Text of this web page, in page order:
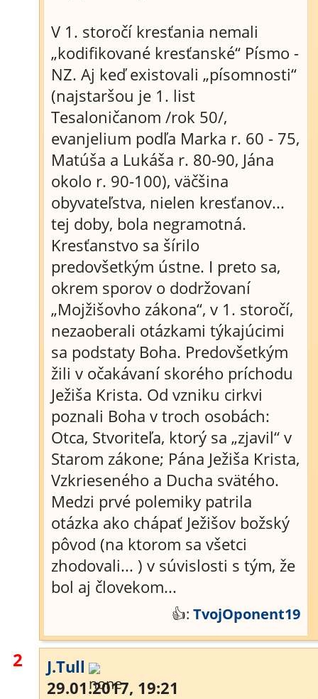
V 1. storočí kresťania nemali
„kodifikované kresťanské“ Písmo -
NZ. Aj keď existovali „písomnosti“
(najstaršou je 1. list
Tesaloničanom /rok 50/,
evanjelium podľa Marka r. 60 - 75,
Matúša a Lukáša r. 80-90, Jána
okolo r. 90-100), väčšina
obyvateľstva, nielen kresťanov...
tej doby, bola negramotná.
Kresťanstvo sa šírilo
predovšetkým ústne. I preto sa,
okrem sporov o dodržovaní
„Mojžišovho zákona“, v 1. storočí,
nezaoberali otázkami týkajúcimi
sa podstaty Boha. Predovšetkým
žili v očakávaní skorého príchodu
Ježiša Krista. Od vzniku cirkvi
poznali Boha v troch osobách:
Otca, Stvoriteľa, ktorý sa „zjavil“ v
Starom zákone; Pána Ježiša Krista,
Vzkrieseného a Ducha svätého.
Medzi prvé polemiky patrila
otázka ako chápať Ježišov božský
pôvod (na ktorom sa všetci
zhodovali... ) v súvislosti s tým, že
bol aj človekom...
👍: TvojOponent19
2
J.Tull
29.01.2017, 19:21